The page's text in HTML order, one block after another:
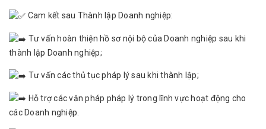
Cam kết sau Thành lập Doanh nghiệp:
Tư vấn hoàn thiện hồ sơ nội bộ của Doanh nghiệp sau khi
thành lập Doanh nghiệp;
Tư vấn các thủ tục pháp lý sau khi thành lập;
Hỗ trợ các văn pháp pháp lý trong lĩnh vực hoạt động cho
các Doanh nghiệp.